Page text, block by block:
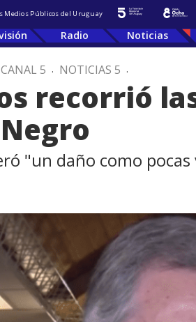
Medios Públicos del Uruguay
Radio Noticias
CANAL 5 . NOTICIAS 5 .
recorrió
"un daño como